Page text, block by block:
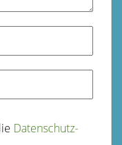
Datenschutz­